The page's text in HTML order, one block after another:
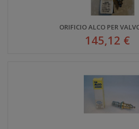
ORIFICIO ALCO PER
145,12 €